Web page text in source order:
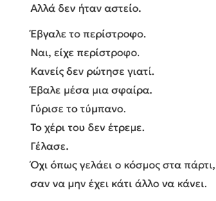
Αλλά δεν ήταν αστείο.
Έβγαλε το περίστροφο.
Ναι, είχε περίστροφο.
Κανείς δεν ρώτησε γιατί.
Έβαλε μέσα μια σφαίρα.
Γύρισε το τύμπανο.
Το χέρι του δεν έτρεμε.
Γέλασε.
Όχι όπως γελάει ο κόσμος στα πάρτι,
σαν να μην έχει κάτι άλλο να κάνει.